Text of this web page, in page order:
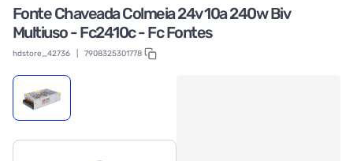
Fonte Chaveada Colmeia 24v 10a 240w Biv
Multiuso - Fc2410c - Fc Fontes
hdstore_42736 7908325301778